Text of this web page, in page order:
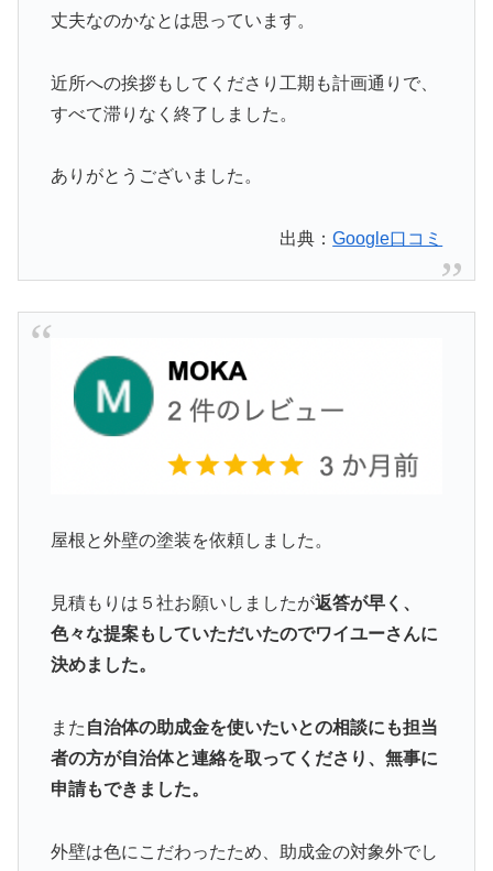
丈夫なのかなとは思っています。
近所への挨拶もしてくださり工期も計画通りで、
すべて滞りなく終了しました。
ありがとうございました。
出典：Google口コミ
屋根と外壁の塗装を依頼しました。
見積もりは５社お願いしましたが返答が早く、
色々な提案もしていただいたのでワイユーさんに
決めました。
また 自治体の助成金を使いたいとの相談にも担当
者の方が自治体と連絡を取ってくださり、無事に
申請もできました。
外壁は色にこだわったため、助成金の対象外でし